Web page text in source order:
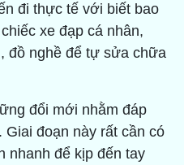
đi thực tế với biết bao
xe đạp cá nhân,
đồ nghề để tự sửa chữa
đổi mới nhằm đáp
đoạn này rất cần có
nhanh để kịp đến tay